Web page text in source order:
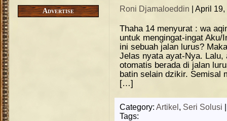
Advertise Roni Djamaloeddin | April
Thaha 14 menyurat : wa
untuk mengingat-ingat Aku/
ini sebuah jalan lurus?
Jelas nyata ayat-Nya. Lalu,
otomatis berada di jalan
batin selain dzikir. Semisal
[…]
Category: Artikel , Seri Solusi
Tags: